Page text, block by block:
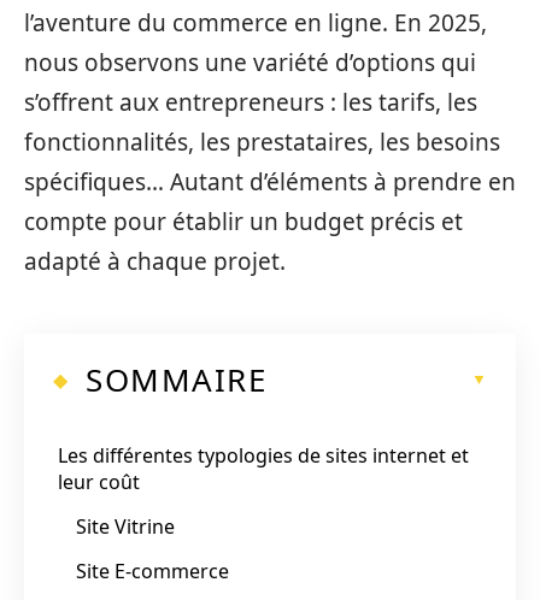
l’aventure du commerce en ligne. En 2025,
nous observons une variété d’options qui
s’offrent aux entrepreneurs : les tarifs, les
fonctionnalités, les prestataires, les besoins
spécifiques… Autant d’éléments à prendre en
compte pour établir un budget précis et
adapté à chaque projet.
SOMMAIRE
Les différentes typologies de sites internet et
leur coût
Site Vitrine
Site E-commerce